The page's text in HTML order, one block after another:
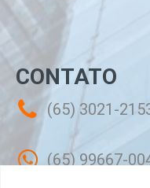
CONTATO
(65) 3021-
(65) 99667-